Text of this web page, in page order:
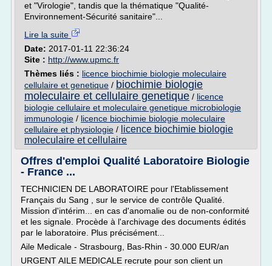
et "Virologie", tandis que la thématique "Qualité-
Environnement-Sécurité sanitaire"...
Lire la suite
Date: 2017-01-11 22:36:24
Site : http://www.upmc.fr
Thèmes liés : licence biochimie biologie moleculaire
cellulaire et genetique / biochimie biologie
moleculaire et cellulaire genetique / licence
biologie cellulaire et moleculaire genetique microbiologie
immunologie / licence biochimie biologie moleculaire
cellulaire et physiologie / licence biochimie biologie
moleculaire et cellulaire
Offres d'emploi Qualité Laboratoire Biologie
- France ...
TECHNICIEN DE LABORATOIRE pour l'Etablissement
Français du Sang , sur le service de contrôle Qualité.
Mission d'intérim... en cas d'anomalie ou de non-conformité
et les signale. Procède à l'archivage des documents édités
par le laboratoire. Plus précisément...
Aile Medicale - Strasbourg, Bas-Rhin - 30.000 EUR/an
URGENT AILE MEDICALE recrute pour son client un